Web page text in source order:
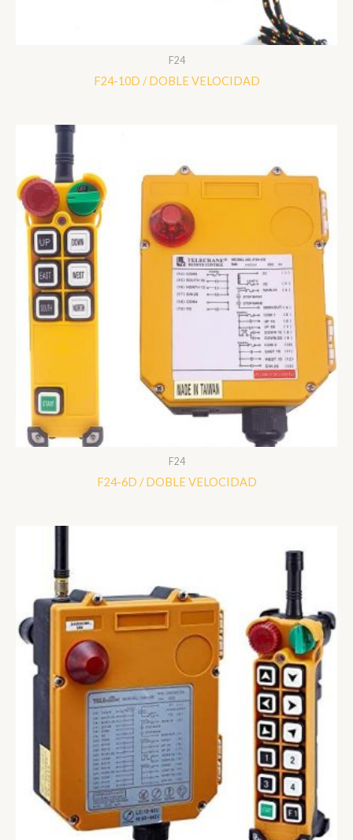
F24
F24-10D / DOBLE VELOCIDAD
F24
F24-6D / DOBLE VELOCIDAD